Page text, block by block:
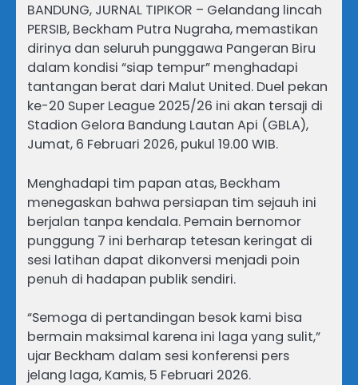
BANDUNG, JURNAL TIPIKOR – Gelandang lincah
PERSIB, Beckham Putra Nugraha, memastikan
dirinya dan seluruh punggawa Pangeran Biru
dalam kondisi “siap tempur” menghadapi
tantangan berat dari Malut United. Duel pekan
ke-20 Super League 2025/26 ini akan tersaji di
Stadion Gelora Bandung Lautan Api (GBLA),
Jumat, 6 Februari 2026, pukul 19.00 WIB.
Menghadapi tim papan atas, Beckham
menegaskan bahwa persiapan tim sejauh ini
berjalan tanpa kendala. Pemain bernomor
punggung 7 ini berharap tetesan keringat di
sesi latihan dapat dikonversi menjadi poin
penuh di hadapan publik sendiri.
“Semoga di pertandingan besok kami bisa
bermain maksimal karena ini laga yang sulit,”
ujar Beckham dalam sesi konferensi pers
jelang laga, Kamis, 5 Februari 2026.